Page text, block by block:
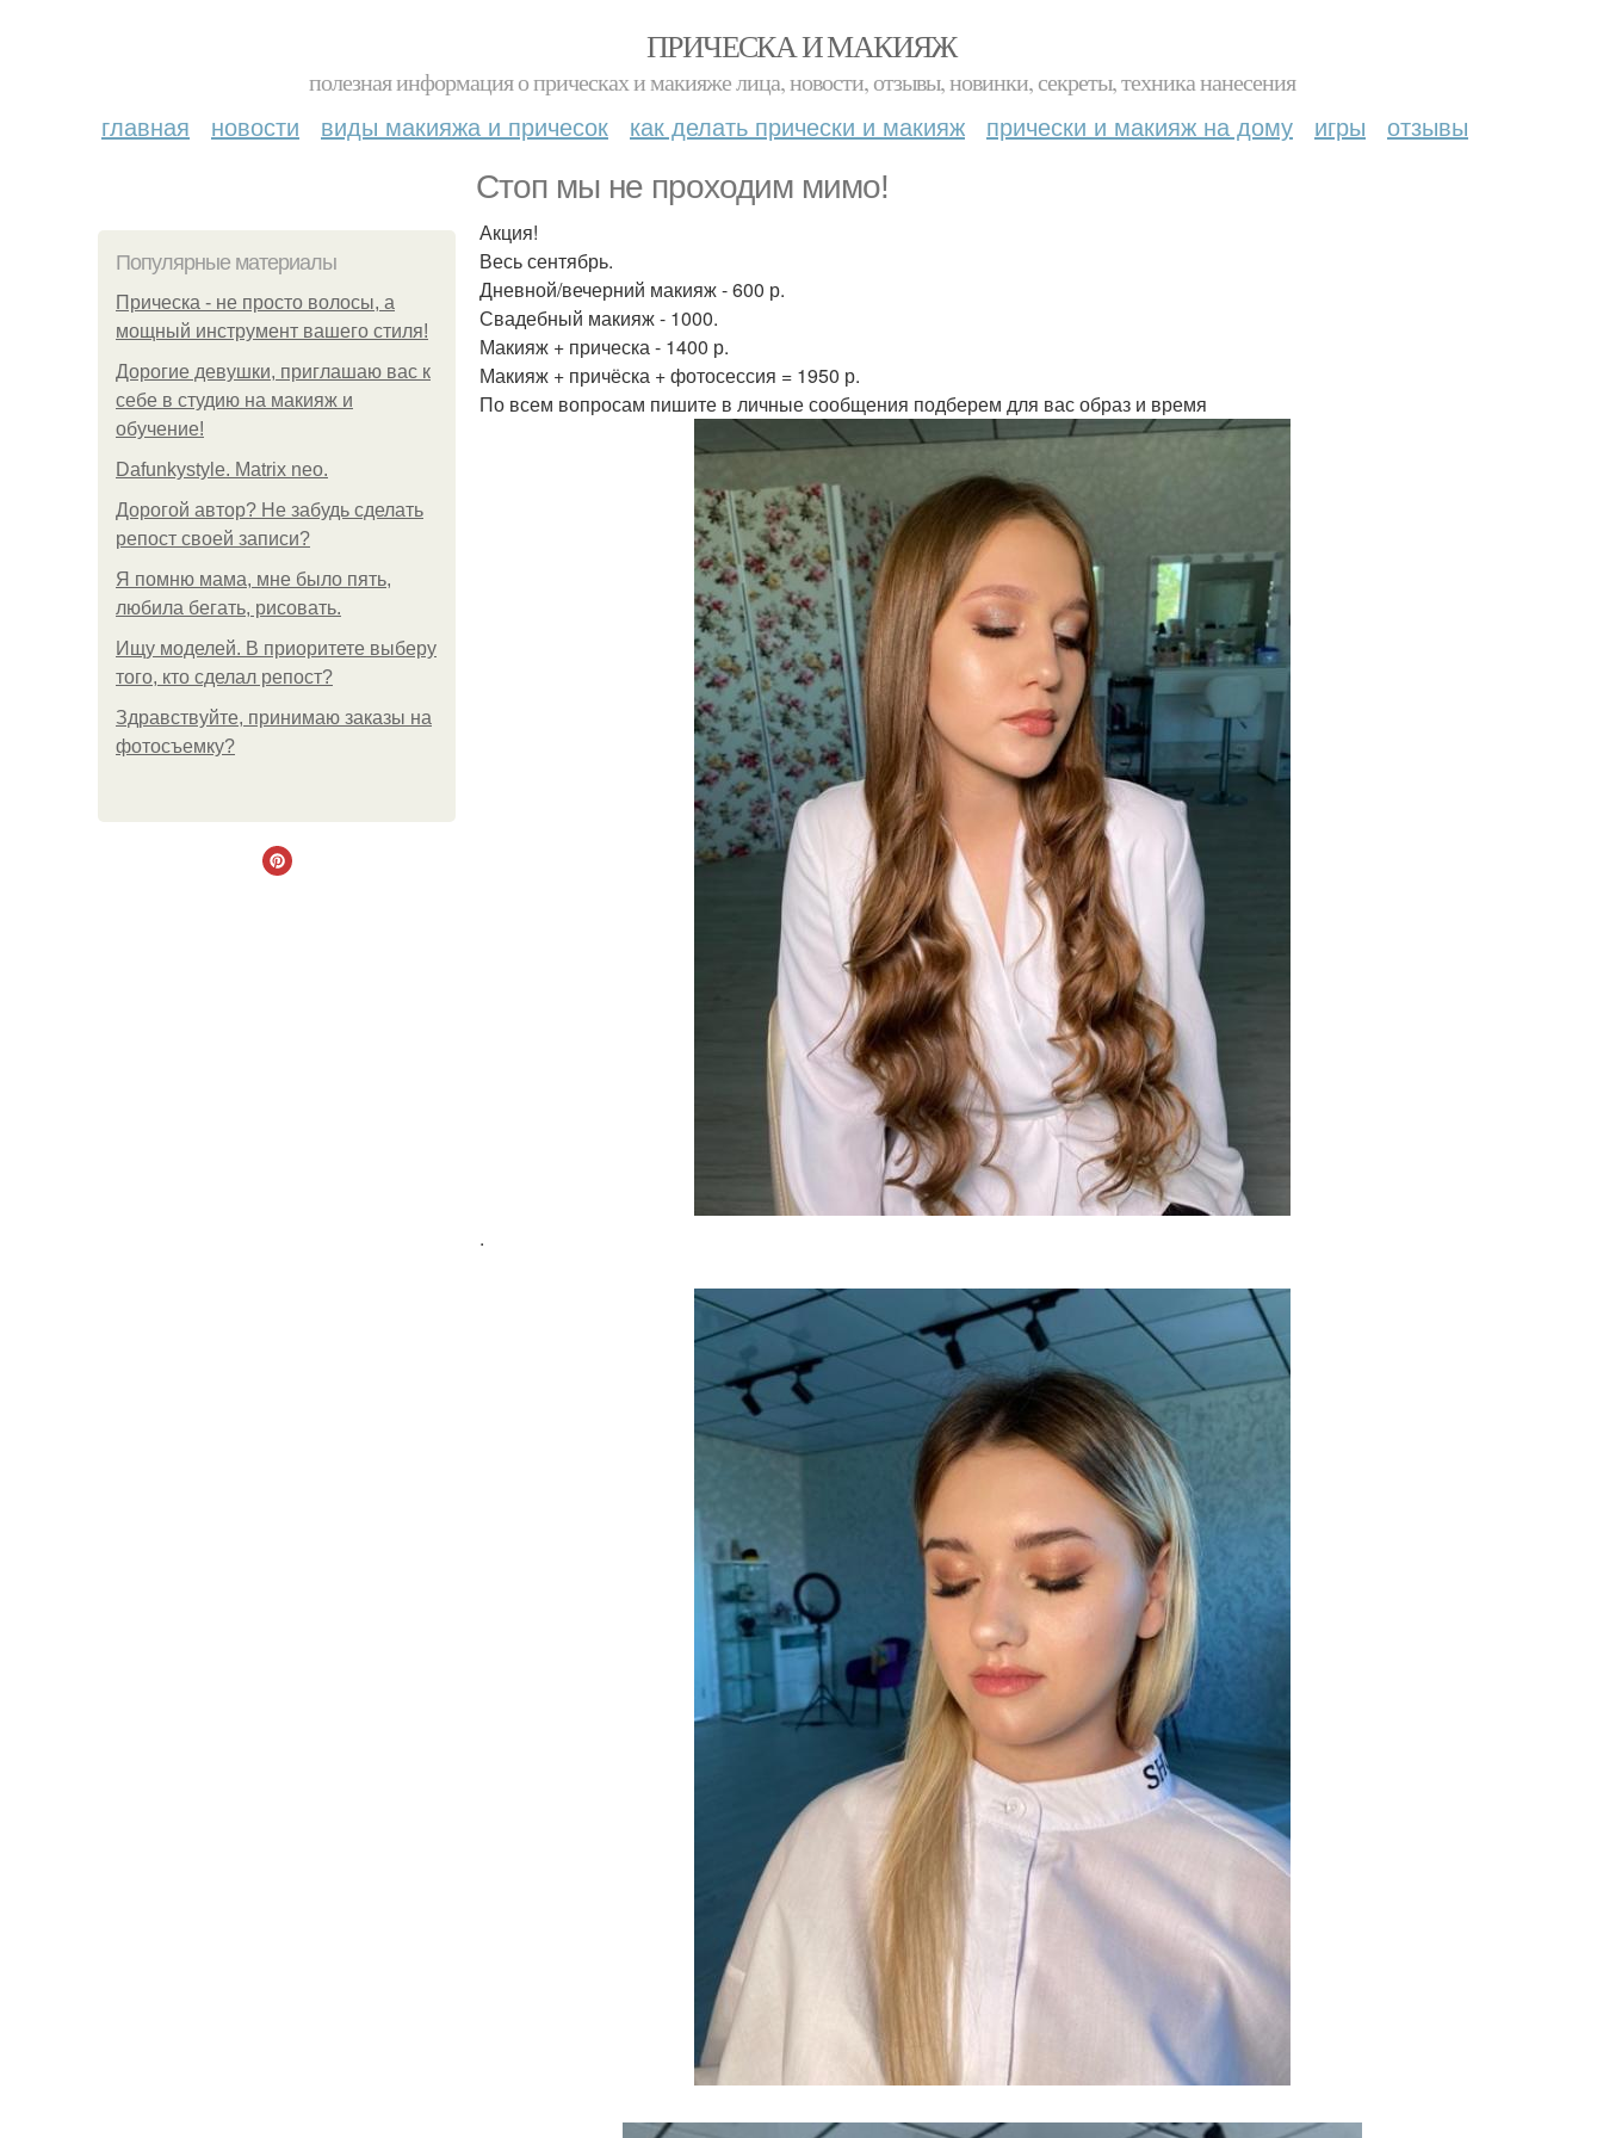
ПРИЧЕСКА И МАКИЯЖ
полезная информация о прическах и макияже лица, новости, отзывы, новинки, секреты, техника нанесения
главная новости виды макияжа и причесок как делать прически и макияж прически и макияж на дому игры отзывы
Стоп мы не проходим мимо!
Популярные материалы
Прическа - не просто волосы, а
мощный инструмент вашего стиля!
Дорогие девушки, приглашаю вас к
себе в студию на макияж и
обучение!
Dafunkystyle. Matrix neo.
Дорогой автор? Не забудь сделать
репост своей записи?
Я помню мама, мне было пять,
любила бегать, рисовать.
Ищу моделей. В приоритете выберу
того, кто сделал репост?
Здравствуйте, принимаю заказы на
фотосъемку?
Акция!
Весь сентябрь.
Дневной/вечерний макияж - 600 р.
Свадебный макияж - 1000.
Макияж + прическа - 1400 р.
Макияж + причёска + фотосессия = 1950 р.
По всем вопросам пишите в личные сообщения подберем для вас образ и время
.